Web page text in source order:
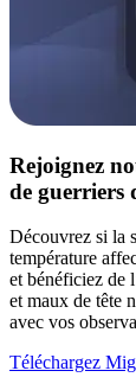
Rejoignez
de guerriers
Découvrez si la
température
et bénéficiez de
et maux de tête
avec vos
Téléchargez